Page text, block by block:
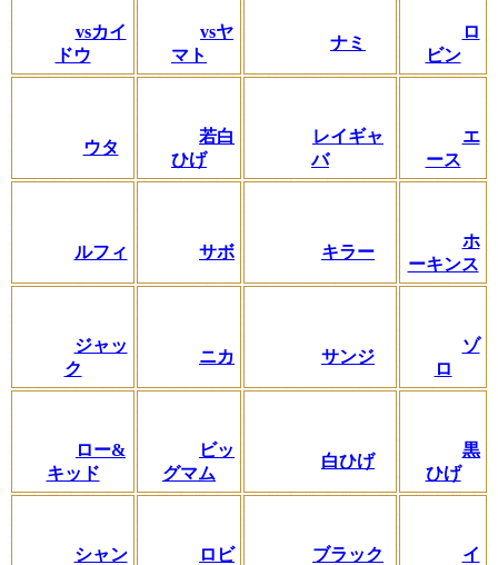
vsカイ
ドウ
vsヤ
マト
ナミ
ロ
ビン
ウタ
若白
ひげ
レイギャ
バ
エ
ース
ルフィ サボ キラー
ホ
ーキンス
ジャッ
ク
ニカ サンジ
ゾ
ロ
ロー&
キッド
ビッ
グマム
白ひげ
黒
ひげ
シャン
ロビ
ブラック
イ